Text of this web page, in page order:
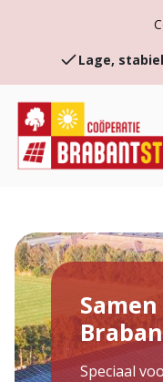
Lage,
Bespaar op
Speciaal